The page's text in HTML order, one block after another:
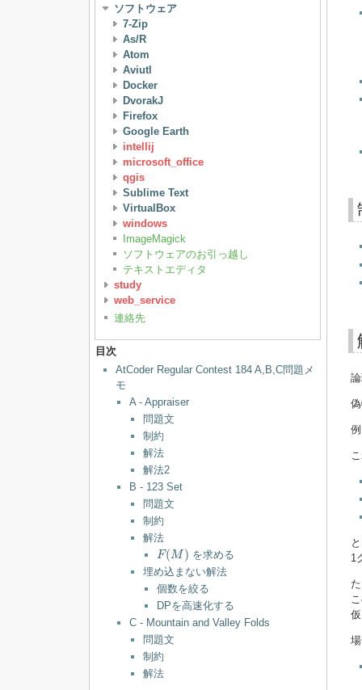
ソフトウェア
7-Zip
As/R
Atom
Aviutl
Docker
DvorakJ
Firefox
Google Earth
intellij
microsoft_office
qgis
Sublime Text
VirtualBox
windows
ImageMagick
ソフトウェアのお引っ越し
テキストエディタ
study
web_service
連絡先
目次
AtCoder Regular Contest 184 A,B,C問題メ
モ
A - Appraiser
問題文
制約
解法
解法2
B - 123 Set
問題文
制約
解法
F(M)
F(M )
を求める
埋め込まない解法
個数を絞る
DPを高速化する
C - Mountain and Valley Folds
問題文
制約
解法
1